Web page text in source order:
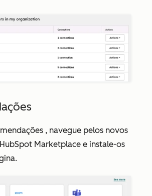
, navegue pelos novos
Marketplace e instale-os